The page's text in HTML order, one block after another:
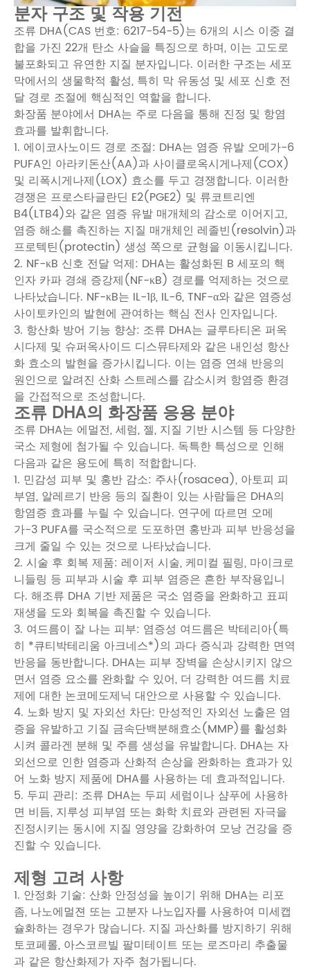
분자 구조 및 작용 기전
조류 DHA(CAS 번호: 6217-54-5)는 6개의 시스 이중 결
합을 가진 22개 탄소 사슬을 특징으로 하며, 이는 고도로
불포화되고 유연한 지질 분자입니다. 이러한 구조는 세포
막에서의 생물학적 활성, 특히 막 유동성 및 세포 신호 전
달 경로 조절에 핵심적인 역할을 합니다.
화장품 분야에서 DHA는 주로 다음을 통해 진정 및 항염
효과를 발휘합니다.
1. 에이코사노이드 경로 조절: DHA는 염증 유발 오메가-6
PUFA인 아라키돈산(AA)과 사이클로옥시게나제(COX)
및 리폭시게나제(LOX) 효소를 두고 경쟁합니다. 이러한
경쟁은 프로스타글란딘 E2(PGE2) 및 류코트리엔
B4(LTB4)와 같은 염증 유발 매개체의 감소로 이어지고,
염증 해소를 촉진하는 지질 매개체인 레졸빈(resolvin)과
프로텍틴(protectin) 생성 쪽으로 균형을 이동시킵니다.
2. NF-κB 신호 전달 억제: DHA는 활성화된 B 세포의 핵
인자 카파 경쇄 증강제(NF-κB) 경로를 억제하는 것으로
나타났습니다. NF-κB는 IL-1β, IL-6, TNF-α와 같은 염증성
사이토카인의 발현에 관여하는 핵심 전사 인자입니다.
3. 항산화 방어 기능 향상: 조류 DHA는 글루타티온 퍼옥
시다제 및 슈퍼옥사이드 디스뮤타제와 같은 내인성 항산
화 효소의 발현을 증가시킵니다. 이는 염증 연쇄 반응의
원인으로 알려진 산화 스트레스를 감소시켜 항염증 환경
을 간접적으로 조성합니다.
조류 DHA의 화장품 응용 분야
조류 DHA는 에멀전, 세럼, 젤, 지질 기반 시스템 등 다양한
국소 제형에 첨가될 수 있습니다. 독특한 특성으로 인해
다음과 같은 용도에 특히 적합합니다.
1. 민감성 피부 및 홍반 감소: 주사(rosacea), 아토피 피
부염, 알레르기 반응 등의 질환이 있는 사람들은 DHA의
항염증 효과를 누릴 수 있습니다. 연구에 따르면 오메
가-3 PUFA를 국소적으로 도포하면 홍반과 피부 반응성을
크게 줄일 수 있는 것으로 나타났습니다.
2. 시술 후 회복 제품: 레이저 시술, 케미컬 필링, 마이크로
니들링 등 피부과 시술 후 피부 염증은 흔한 부작용입니
다. 해조류 DHA 기반 제품은 국소 염증을 완화하고 표피
재생을 도와 회복을 촉진할 수 있습니다.
3. 여드름이 잘 나는 피부: 염증성 여드름은 박테리아(특
히 *큐티박테리움 아크네스*)의 과다 증식과 강력한 면역
반응을 동반합니다. DHA는 피부 장벽을 손상시키지 않으
면서 염증 요소를 완화할 수 있어, 더 강력한 여드름 치료
제에 대한 논코메도제닉 대안으로 사용할 수 있습니다.
4. 노화 방지 및 자외선 차단: 만성적인 자외선 노출은 염
증을 유발하고 기질 금속단백분해효소(MMP)를 활성화
시켜 콜라겐 분해 및 주름 생성을 유발합니다. DHA는 자
외선으로 인한 염증과 산화적 손상을 완화하는 효과가 있
어 노화 방지 제품에 DHA를 사용하는 데 효과적입니다.
5. 두피 관리: 조류 DHA는 두피 세럼이나 샴푸에 사용하
면 비듬, 지루성 피부염 또는 화학 치료와 관련된 자극을
진정시키는 동시에 지질 영양을 강화하여 모낭 건강을 증
진할 수 있습니다.
제형 고려 사항
1. 안정화 기술: 산화 안정성을 높이기 위해 DHA는 리포
좀, 나노에멀젼 또는 고분자 나노입자를 사용하여 미세캡
슐화하는 경우가 많습니다. 지질 과산화를 방지하기 위해
토코페롤, 아스코르빌 팔미테이트 또는 로즈마리 추출물
과 같은 항산화제가 자주 첨가됩니다.